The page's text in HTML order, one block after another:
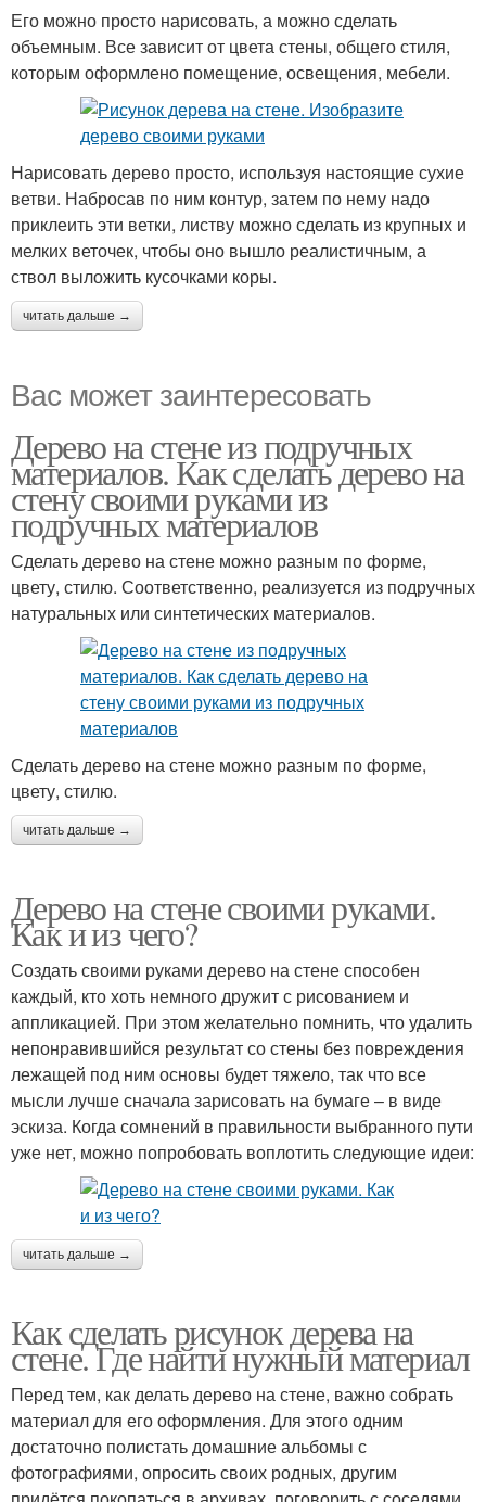
Его можно просто нарисовать, а можно сделать
объемным. Все зависит от цвета стены, общего стиля,
которым оформлено помещение, освещения, мебели.
Нарисовать дерево просто, используя настоящие сухие
ветви. Набросав по ним контур, затем по нему надо
приклеить эти ветки, листву можно сделать из крупных и
мелких веточек, чтобы оно вышло реалистичным, а
ствол выложить кусочками коры.
читать дальше →
Вас может заинтересовать
Дерево на стене из подручных
материалов. Как сделать дерево на
стену своими руками из
подручных материалов
Сделать дерево на стене можно разным по форме,
цвету, стилю. Соответственно, реализуется из подручных
натуральных или синтетических материалов.
Сделать дерево на стене можно разным по форме,
цвету, стилю.
читать дальше →
Дерево на стене своими руками.
Как и из чего?
Создать своими руками дерево на стене способен
каждый, кто хоть немного дружит с рисованием и
аппликацией. При этом желательно помнить, что удалить
непонравившийся результат со стены без повреждения
лежащей под ним основы будет тяжело, так что все
мысли лучше сначала зарисовать на бумаге – в виде
эскиза. Когда сомнений в правильности выбранного пути
уже нет, можно попробовать воплотить следующие идеи:
читать дальше →
Как сделать рисунок дерева на
стене. Где найти нужный материал
Перед тем, как делать дерево на стене, важно собрать
материал для его оформления. Для этого одним
достаточно полистать домашние альбомы с
фотографиями, опросить своих родных, другим